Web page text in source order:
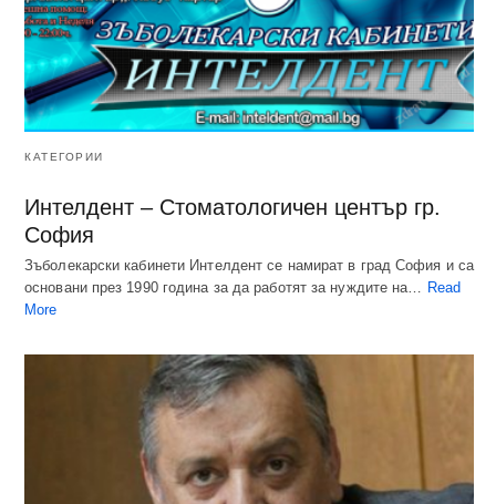
КАТЕГОРИИ
Интелдент – Стоматологичен център гр.
София
Зъболекарски кабинети Интелдент се намират в град София и са
основани през 1990 година за да работят за нуждите на… Read
More